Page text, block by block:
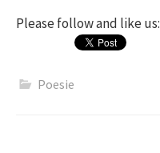
Please follow and like us:
Poesie